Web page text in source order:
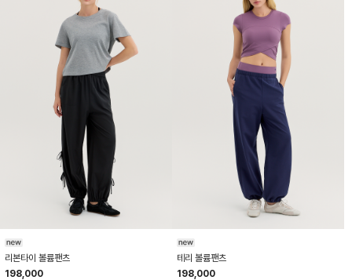
리본타이 볼륨팬츠
198,000
테리 볼륨팬츠
198,000